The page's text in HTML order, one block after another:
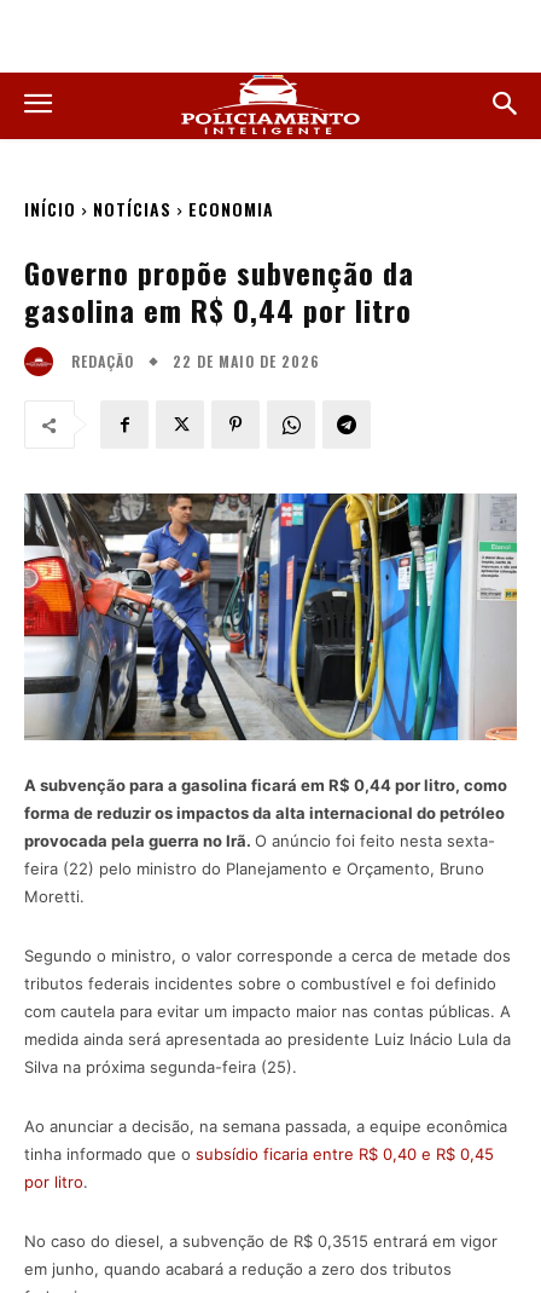
INÍCIO NOTÍCIAS ECONOMIA
Governo propõe subvenção da
gasolina em R$ 0,44 por litro
REDAÇÃO 22 DE MAIO DE 2026
A subvenção para a gasolina ficará em R$ 0,44 por litro, como
forma de reduzir os impactos da alta internacional do petróleo
provocada pela guerra no Irã. O anúncio foi feito nesta sexta-
feira (22) pelo ministro do Planejamento e Orçamento, Bruno
Moretti.
Segundo o ministro, o valor corresponde a cerca de metade dos
tributos federais incidentes sobre o combustível e foi definido
com cautela para evitar um impacto maior nas contas públicas. A
medida ainda será apresentada ao presidente Luiz Inácio Lula da
Silva na próxima segunda-feira (25).
Ao anunciar a decisão, na semana passada, a equipe econômica
tinha informado que o subsídio ficaria entre R$ 0,40 e R$ 0,45
por litro.
No caso do diesel, a subvenção de R$ 0,3515 entrará em vigor
em junho, quando acabará a redução a zero dos tributos